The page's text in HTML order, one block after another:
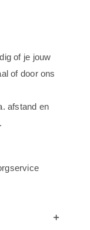
of je jouw
of door ons
afstand en